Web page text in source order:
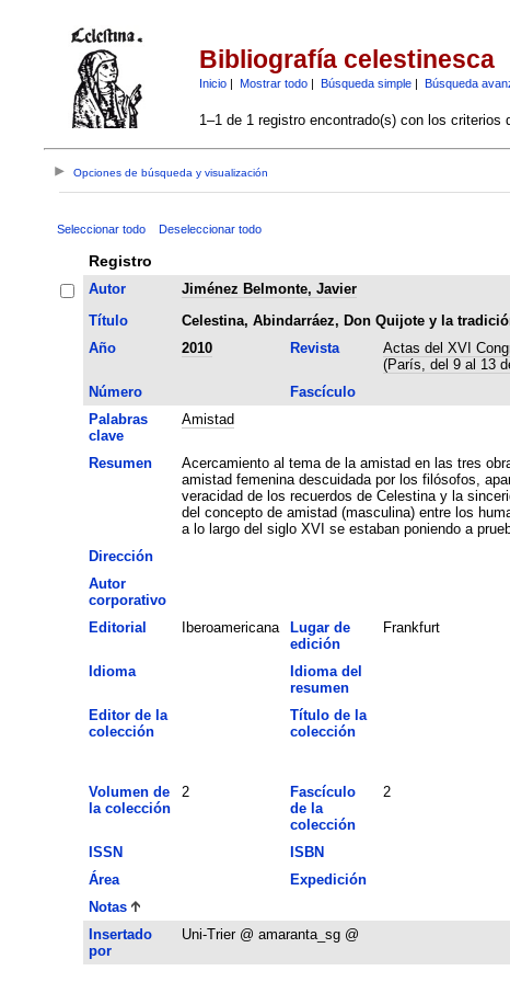
Bibliografía celestinesca
Inicio| Mostrar todo| Búsqueda simple| Búsqueda
1–1 de 1 registro encontrado(s) con los criterios
Opciones de búsqueda y visualización
Seleccionar todo Deseleccionar todo
Registro
Autor
Jiménez Belmonte, Javier
Título
Celestina, Abindarráez, Don Quijote y la
Año
2010 Revista
Actas del XVI
(París, del 9 al 13
Número Fascículo
Palabras
clave
Amistad
Resumen
Acercamiento al tema de la amistad en las tres
amistad femenina descuidada por los filósofos,
veracidad de los recuerdos de Celestina y la
del concepto de amistad (masculina) entre los
a lo largo del siglo XVI se estaban poniendo a
Dirección
Autor
corporativo
Editorial Iberoamericana
Lugar de
edición
Frankfurt
Idioma
Idioma del
resumen
Editor de la
colección
Título de la
colección
Volumen de
la colección
2
Fascículo
de la
colección
2
ISSN ISBN
Área
Expedición
Notas
Insertado
por
Uni-Trier @ amaranta_sg @